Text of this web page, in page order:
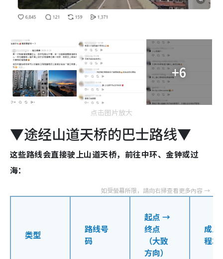
+6
点击图片放大
▼途经山道天桥的巴士路线▼
这些路线会直接驶上山道天桥，前往中环、金钟或过
海：
类型
路线号
码
起点 →
终点
（大致
方向）
成人
程车